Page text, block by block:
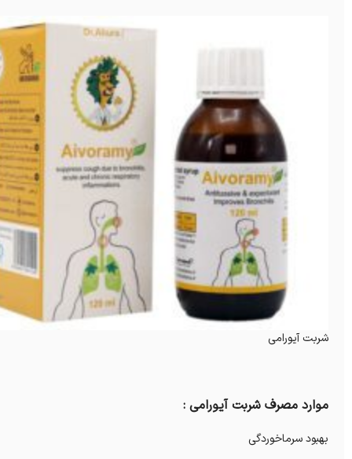
شربت آیورامی
موارد مصرف شربت آیورامی :
بهبود سرماخوردگی